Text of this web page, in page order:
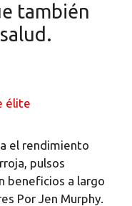
también
el rendimiento
pulsos
beneficios a largo
Por Jen Murphy.